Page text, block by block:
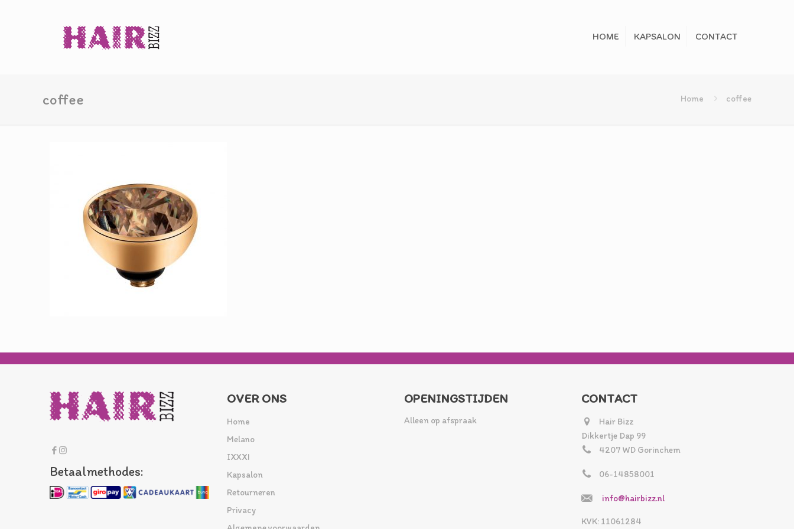
HOME KAPSALON CONTACT
coffee Home coffee
Betaalmethodes:
OVER ONS
Home
Melano
IXXXI
Kapsalon
Retourneren
Privacy
OPENINGSTIJDEN
Alleen op afspraak
CONTACT
Hair Bizz
Dikkertje Dap 99
4207 WD Gorinchem
06-14858001
info@hairbizz.nl
KVK: 11061284